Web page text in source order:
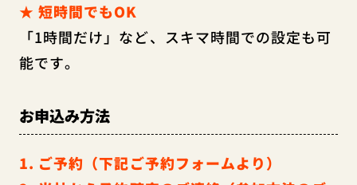
★ 短時間でもOK
「1時間だけ」など、スキマ時間での設定も可
能です。
お申込み方法
1. ご予約（下記ご予約フォームより）